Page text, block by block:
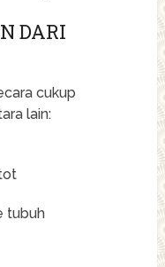
DARI
cukup
lain:
tubuh